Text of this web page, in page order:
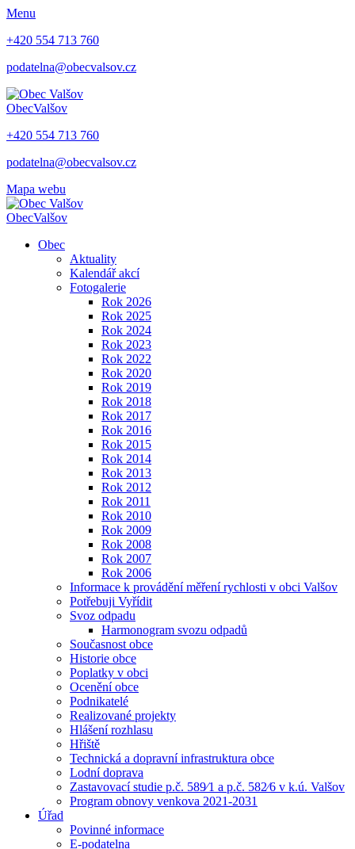
Menu
+420 554 713 760
podatelna@obecvalsov.cz
ObecValšov
+420 554 713 760
podatelna@obecvalsov.cz
Mapa webu
ObecValšov
Obec
Aktuality
Kalendář akcí
Fotogalerie
Rok 2026
Rok 2025
Rok 2024
Rok 2023
Rok 2022
Rok 2020
Rok 2019
Rok 2018
Rok 2017
Rok 2016
Rok 2015
Rok 2014
Rok 2013
Rok 2012
Rok 2011
Rok 2010
Rok 2009
Rok 2008
Rok 2007
Rok 2006
Informace k provádění měření rychlosti v obci Valšov
Potřebuji Vyřídit
Svoz odpadu
Harmonogram svozu odpadů
Současnost obce
Historie obce
Poplatky v obci
Ocenění obce
Podnikatelé
Realizované projekty
Hlášení rozhlasu
Hřiště
Technická a dopravní infrastruktura obce
Lodní doprava
Zastavovací studie p.č. 589⁄1 a p.č. 582⁄6 v k.ú. Valšov
Program obnovy venkova 2021-2031
Úřad
Povinné informace
E-podatelna